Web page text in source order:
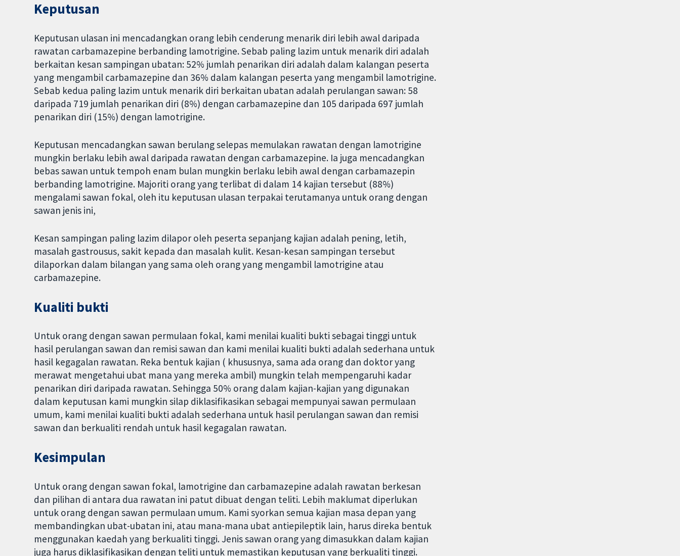
Keputusan
Keputusan ulasan ini mencadangkan orang lebih cenderung menarik diri lebih awal daripada
rawatan carbamazepine berbanding lamotrigine. Sebab paling lazim untuk menarik diri adalah
berkaitan kesan sampingan ubatan: 52% jumlah penarikan diri adalah dalam kalangan peserta
yang mengambil carbamazepine dan 36% dalam kalangan peserta yang mengambil lamotrigine.
Sebab kedua paling lazim untuk menarik diri berkaitan ubatan adalah perulangan sawan: 58
daripada 719 jumlah penarikan diri (8%) dengan carbamazepine dan 105 daripada 697 jumlah
penarikan diri (15%) dengan lamotrigine.
Keputusan mencadangkan sawan berulang selepas memulakan rawatan dengan lamotrigine
mungkin berlaku lebih awal daripada rawatan dengan carbamazepine. Ia juga mencadangkan
bebas sawan untuk tempoh enam bulan mungkin berlaku lebih awal dengan carbamazepin
berbanding lamotrigine. Majoriti orang yang terlibat di dalam 14 kajian tersebut (88%)
mengalami sawan fokal, oleh itu keputusan ulasan terpakai terutamanya untuk orang dengan
sawan jenis ini,
Kesan sampingan paling lazim dilapor oleh peserta sepanjang kajian adalah pening, letih,
masalah gastrousus, sakit kepada dan masalah kulit. Kesan-kesan sampingan tersebut
dilaporkan dalam bilangan yang sama oleh orang yang mengambil lamotrigine atau
carbamazepine.
Kualiti bukti
Untuk orang dengan sawan permulaan fokal, kami menilai kualiti bukti sebagai tinggi untuk
hasil perulangan sawan dan remisi sawan dan kami menilai kualiti bukti adalah sederhana untuk
hasil kegagalan rawatan. Reka bentuk kajian ( khususnya, sama ada orang dan doktor yang
merawat mengetahui ubat mana yang mereka ambil) mungkin telah mempengaruhi kadar
penarikan diri daripada rawatan. Sehingga 50% orang dalam kajian-kajian yang digunakan
dalam keputusan kami mungkin silap diklasifikasikan sebagai mempunyai sawan permulaan
umum, kami menilai kualiti bukti adalah sederhana untuk hasil perulangan sawan dan remisi
sawan dan berkualiti rendah untuk hasil kegagalan rawatan.
Kesimpulan
Untuk orang dengan sawan fokal, lamotrigine dan carbamazepine adalah rawatan berkesan
dan pilihan di antara dua rawatan ini patut dibuat dengan teliti. Lebih maklumat diperlukan
untuk orang dengan sawan permulaan umum. Kami syorkan semua kajian masa depan yang
membandingkan ubat-ubatan ini, atau mana-mana ubat antiepileptik lain, harus direka bentuk
menggunakan kaedah yang berkualiti tinggi. Jenis sawan orang yang dimasukkan dalam kajian
juga harus diklasifikasikan dengan teliti untuk memastikan keputusan yang berkualiti tinggi.